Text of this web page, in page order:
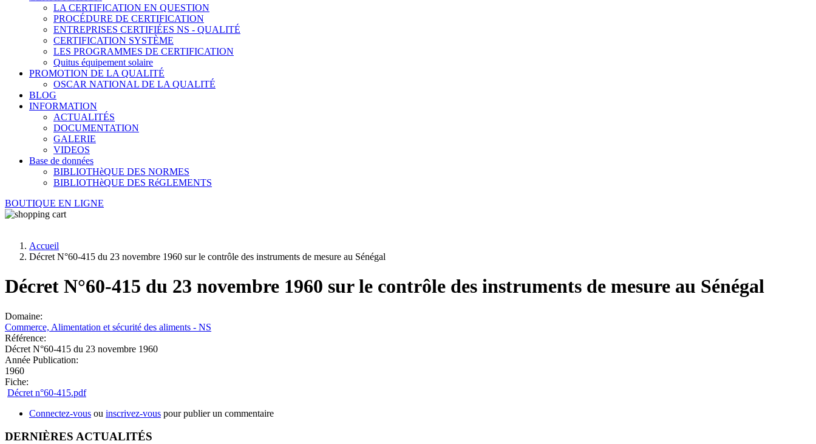
LA CERTIFICATION EN QUESTION
PROCÉDURE DE CERTIFICATION
ENTREPRISES CERTIFIÉES NS - QUALITÉ
CERTIFICATION SYSTÈME
LES PROGRAMMES DE CERTIFICATION
Quitus équipement solaire
PROMOTION DE LA QUALITÉ
OSCAR NATIONAL DE LA QUALITÉ
BLOG
INFORMATION
ACTUALITÉS
DOCUMENTATION
GALERIE
VIDEOS
Base de données
BIBLIOTHèQUE DES NORMES
BIBLIOTHèQUE DES RéGLEMENTS
BOUTIQUE EN LIGNE
Accueil
Décret N°60-415 du 23 novembre 1960 sur le contrôle des instruments de mesure au Sénégal
Décret N°60-415 du 23 novembre 1960 sur le contrôle des instruments de mesure au Sénégal
Domaine:
Commerce, Alimentation et sécurité des aliments - NS
Référence:
Décret N°60-415 du 23 novembre 1960
Année Publication:
1960
Fiche:
Décret n°60-415.pdf
Connectez-vous ou inscrivez-vous pour publier un commentaire
DERNIÈRES ACTUALITÉS